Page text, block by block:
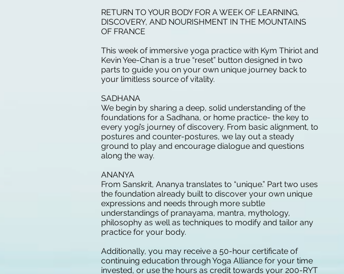
RETURN TO YOUR BODY FOR A WEEK OF LEARNING,
DISCOVERY, AND NOURISHMENT IN THE MOUNTAINS
OF FRANCE
This week of immersive yoga practice with Kym Thiriot and
Kevin Yee-Chan is a true “reset” button designed in two
parts to guide you on your own unique journey back to
your limitless source of vitality.
SADHANA
We begin by sharing a deep, solid understanding of the
foundations for a Sadhana, or home practice- the key to
every yogi’s journey of discovery. From basic alignment, to
postures and counter-postures, we lay out a steady
ground to play and encourage dialogue and questions
along the way.
ANANYA
From Sanskrit, Ananya translates to “unique.” Part two uses
the foundation already built to discover your own unique
expressions and needs through more subtle
understandings of pranayama, mantra, mythology,
philosophy as well as techniques to modify and tailor any
practice for your body.
Additionally, you may receive a 50-hour certificate of
continuing education through Yoga Alliance for your time
invested, or use the hours as credit towards your 200-RYT